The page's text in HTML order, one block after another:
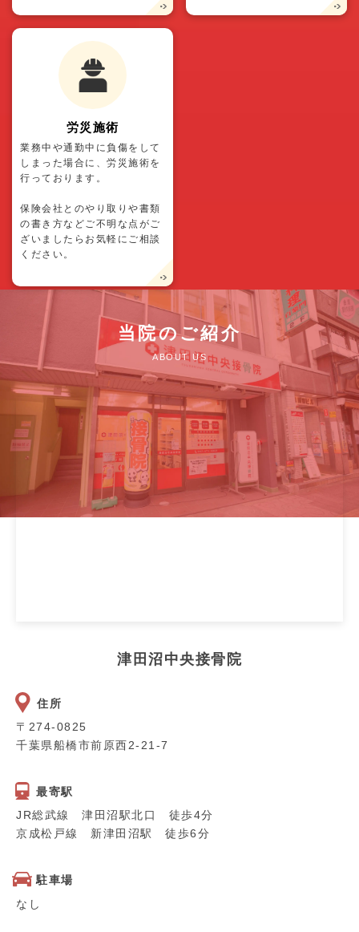
労災施術
業務中や通勤中に負傷をして
しまった場合に、労災施術を
行っております。
保険会社とのやり取りや書類
の書き方などご不明な点がご
ざいましたらお気軽にご相談
ください。
当院のご紹介
ABOUT US
津田沼中央接骨院
住所
〒274-0825
千葉県船橋市前原西2-21-7
最寄駅
JR総武線 津田沼駅北口 徒歩4分
京成松戸線 新津田沼駅 徒歩6分
駐車場
なし